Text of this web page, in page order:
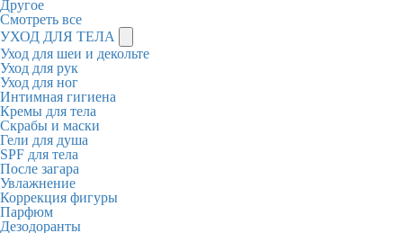
Другое
Смотреть все
УХОД ДЛЯ ТЕЛА
Уход для шеи и декольте
Уход для рук
Уход для ног
Интимная гигиена
Кремы для тела
Скрабы и маски
Гели для душа
SPF для тела
После загара
Увлажнение
Коррекция фигуры
Парфюм
Дезодоранты